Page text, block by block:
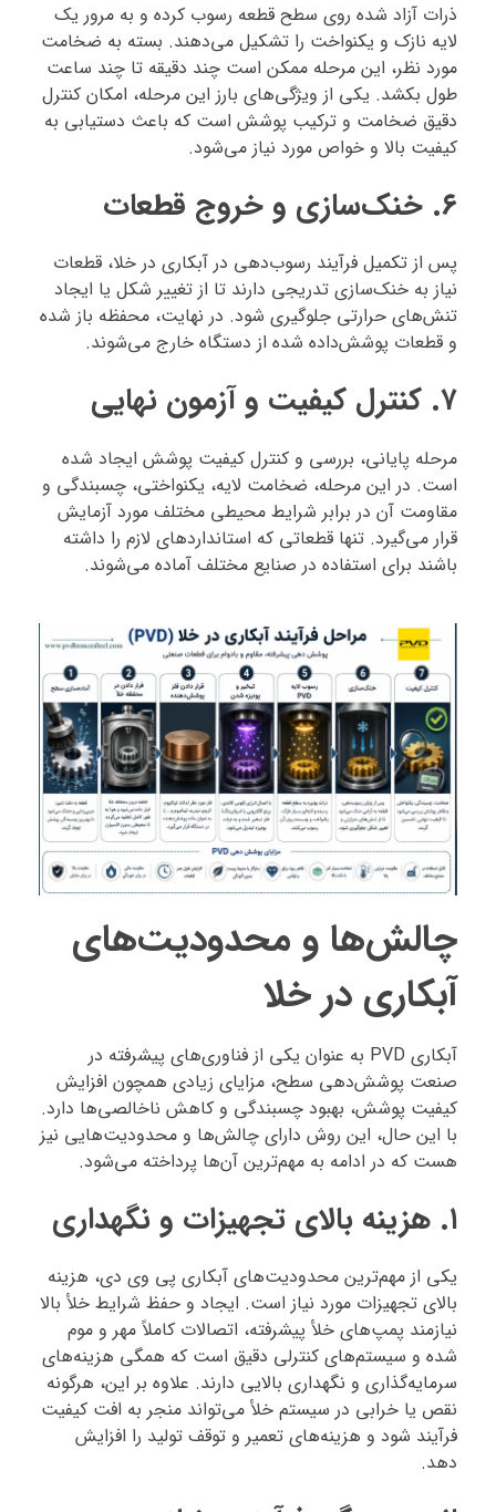
ذرات آزاد شده روی سطح قطعه رسوب کرده و به مرور یک
لایه نازک و یکنواخت را تشکیل می‌دهند. بسته به ضخامت
مورد نظر، این مرحله ممکن است چند دقیقه تا چند ساعت
طول بکشد. یکی از ویژگی‌های بارز این مرحله، امکان کنترل
دقیق ضخامت و ترکیب پوشش است که باعث دستیابی به
کیفیت بالا و خواص مورد نیاز می‌شود.
۶. خنک‌سازی و خروج قطعات
پس از تکمیل فرآیند رسوب‌دهی در آبکاری در خلا، قطعات
نیاز به خنک‌سازی تدریجی دارند تا از تغییر شکل یا ایجاد
تنش‌های حرارتی جلوگیری شود. در نهایت، محفظه باز شده
و قطعات پوشش‌داده شده از دستگاه خارج می‌شوند.
۷. کنترل کیفیت و آزمون نهایی
مرحله پایانی، بررسی و کنترل کیفیت پوشش ایجاد شده
است. در این مرحله، ضخامت لایه، یکنواختی، چسبندگی و
مقاومت آن در برابر شرایط محیطی مختلف مورد آزمایش
قرار می‌گیرد. تنها قطعاتی که استانداردهای لازم را داشته
باشند برای استفاده در صنایع مختلف آماده می‌شوند.
چالش‌ها و محدودیت‌های
آبکاری در خلا
آبکاری PVD به عنوان یکی از فناوری‌های پیشرفته در
صنعت پوشش‌دهی سطح، مزایای زیادی همچون افزایش
کیفیت پوشش، بهبود چسبندگی و کاهش ناخالصی‌ها دارد.
با این حال، این روش دارای چالش‌ها و محدودیت‌هایی نیز
هست که در ادامه به مهم‌ترین آن‌ها پرداخته می‌شود.
۱. هزینه بالای تجهیزات و نگهداری
یکی از مهم‌ترین محدودیت‌های آبکاری پی وی دی، هزینه
بالای تجهیزات مورد نیاز است. ایجاد و حفظ شرایط خلأ بالا
نیازمند پمپ‌های خلأ پیشرفته، اتصالات کاملاً مهر و موم
شده و سیستم‌های کنترلی دقیق است که همگی هزینه‌های
سرمایه‌گذاری و نگهداری بالایی دارند. علاوه بر این، هرگونه
نقص یا خرابی در سیستم خلأ می‌تواند منجر به افت کیفیت
فرآیند شود و هزینه‌های تعمیر و توقف تولید را افزایش
دهد.